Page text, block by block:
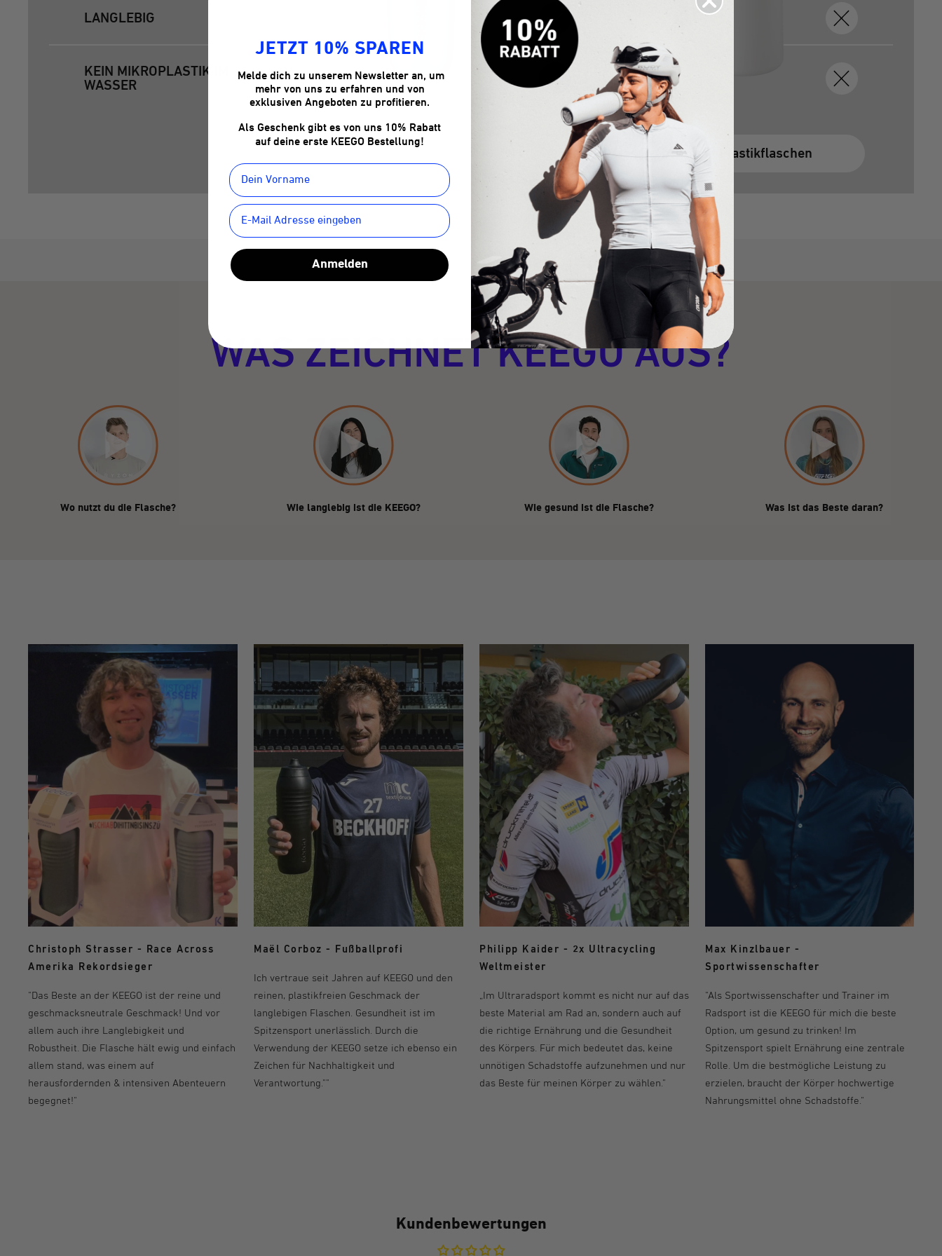
LANGLEBIG
KEIN MIKROPLASTIK IM
WASSER
Das Problem mit Plastikflaschen
WAS ZEICHNET KEEGO AUS?
Wo nutzt du die Flasche? Wie langlebig ist die KEEGO? Wie gesund ist die Flasche? Was ist das Beste daran?
Christoph Strasser - Race Across
Amerika Rekordsieger
"Das Beste an der KEEGO ist der reine und
geschmacksneutrale Geschmack! Und vor
allem auch ihre Langlebigkeit und
Robustheit. Die Flasche hält ewig und einfach
allem stand, was einem auf
herausfordernden & intensiven Abenteuern
begegnet!"
Maël Corboz - Fußballprofi
Ich vertraue seit Jahren auf KEEGO und den
reinen, plastikfreien Geschmack der
langlebigen Flaschen. Gesundheit ist im
Spitzensport unerlässlich. Durch die
Verwendung der KEEGO setze ich ebenso ein
Zeichen für Nachhaltigkeit und
Verantwortung.""
Philipp Kaider - 2x Ultracycling
Weltmeister
„Im Ultraradsport kommt es nicht nur auf das
beste Material am Rad an, sondern auch auf
die richtige Ernährung und die Gesundheit
des Körpers. Für mich bedeutet das, keine
unnötigen Schadstoffe aufzunehmen und nur
das Beste für meinen Körper zu wählen."
Max Kinzlbauer -
Sportwissenschafter
"Als Sportwissenschafter und Trainer im
Radsport ist die KEEGO für mich die beste
Option, um gesund zu trinken! Im
Spitzensport spielt Ernährung eine zentrale
Rolle. Um die bestmögliche Leistung zu
erzielen, braucht der Körper hochwertige
Nahrungsmittel ohne Schadstoffe."
Kundenbewertungen
JETZT 10% SPAREN
Melde dich zu unserem Newsletter an, um
mehr von uns zu erfahren und von
exklusiven Angeboten zu profitieren.
Als Geschenk gibt es von uns 10% Rabatt
auf deine erste KEEGO Bestellung!
Anmelden